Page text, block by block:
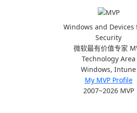
Windows and Devices
Security
微软最有价值专家
Technology Area
Windows, Intune
My MVP Profile
2007~2026 MVP